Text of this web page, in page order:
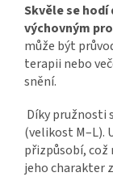
Skvěle se
výchovným
může být
terapii nebo
snění.
Díky pružnosti
(velikost M–L).
přizpůsobí, což
jeho charakter